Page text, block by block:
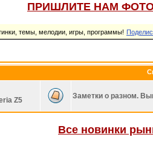
ПРИШЛИТЕ НАМ
темы, мелодии, игры, программы!
Z5
Заметки о разном.
Все новинки